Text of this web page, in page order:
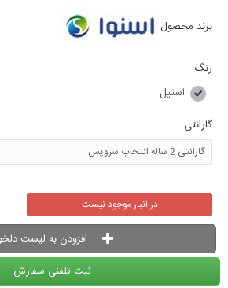
برند محصول
رنگ
استیل
گارانتی
گارانتی 2 ساله انتخاب سرویس
در انبار موجود نیست
افزودن به لیست
ثبت تلفنی سفارش